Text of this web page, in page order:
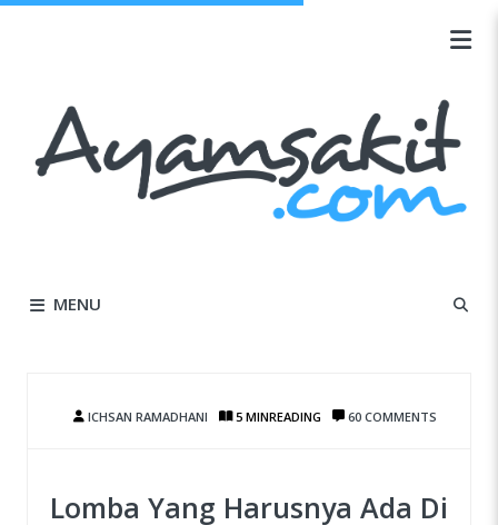
MENU
Lomba Yang Harusnya Ada Di
ICHSAN RAMADHANI 5 MINREADING 60 COMMENTS